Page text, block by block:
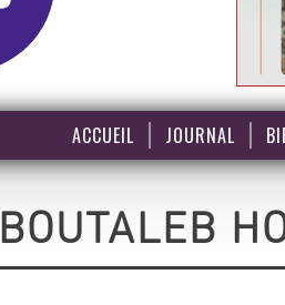
ACCUEIL JOURNAL
BOUTALEB